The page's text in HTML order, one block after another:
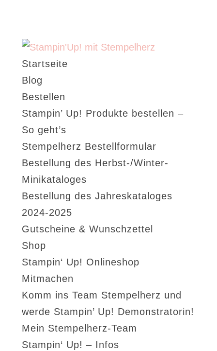
Startseite
Blog
Bestellen
Stampin’ Up! Produkte bestellen –
So geht’s
Stempelherz Bestellformular
Bestellung des Herbst-/Winter-
Minikataloges
Bestellung des Jahreskataloges
2024-2025
Gutscheine & Wunschzettel
Shop
Stampin‘ Up! Onlineshop
Mitmachen
Komm ins Team Stempelherz und
werde Stampin’ Up! Demonstratorin!
Mein Stempelherz-Team
Stampin‘ Up! – Infos